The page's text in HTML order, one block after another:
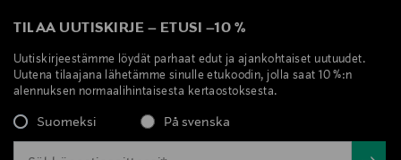
TILAA UUTISKIRJE – ETUSI –10 %
Uutiskirjeestämme löydät parhaat edut ja ajankohtaiset uutuudet.
Uutena tilaajana lähetämme sinulle etukoodin, jolla saat 10 %:n
alennuksen normaalihintaisesta kertaostoksesta.
Suomeksi På svenska